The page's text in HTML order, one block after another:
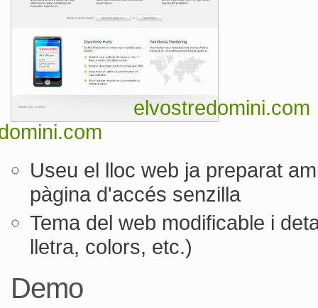
elvostredomini.com
Useu el lloc web ja preparat
pàgina d'accés senzilla
Tema del web modificable i
lletra, colors, etc.)
Demo